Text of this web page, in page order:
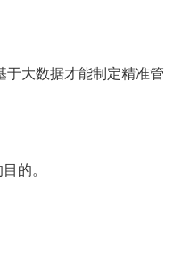
大数据才能制定精准管
的。